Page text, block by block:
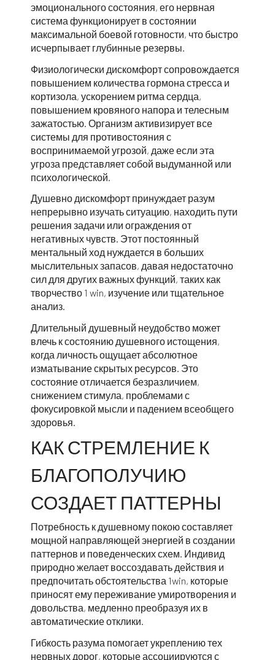
эмоционального состояния, его нервная
система функционирует в состоянии
максимальной боевой готовности, что быстро
исчерпывает глубинные резервы.
Физиологически дискомфорт сопровождается
повышением количества гормона стресса и
кортизола, ускорением ритма сердца,
повышением кровяного напора и телесным
зажатостью. Организм активизирует все
системы для противостояния с
воспринимаемой угрозой, даже если эта
угроза представляет собой выдуманной или
психологической.
Душевно дискомфорт принуждает разум
непрерывно изучать ситуацию, находить пути
решения задачи или ограждения от
негативных чувств. Этот постоянный
ментальный ход нуждается в больших
мыслительных запасов, давая недостаточно
сил для других важных функций, таких как
творчество 1 win, изучение или тщательное
анализ.
Длительный душевный неудобство может
влечь к состоянию душевного истощения,
когда личность ощущает абсолютное
изматывание скрытых ресурсов. Это
состояние отличается безразличием,
снижением стимула, проблемами с
фокусировкой мысли и падением всеобщего
здоровья.
КАК СТРЕМЛЕНИЕ К
БЛАГОПОЛУЧИЮ
СОЗДАЕТ ПАТТЕРНЫ
Потребность к душевному покою составляет
мощной направляющей энергией в создании
паттернов и поведенческих схем. Индивид
природно желает воссоздавать действия и
предпочитать обстоятельства 1win, которые
приносят ему переживание умиротворения и
довольства, медленно преобразуя их в
автоматические отклики.
Гибкость разума помогает укреплению тех
нервных дорог, которые ассоциируются с